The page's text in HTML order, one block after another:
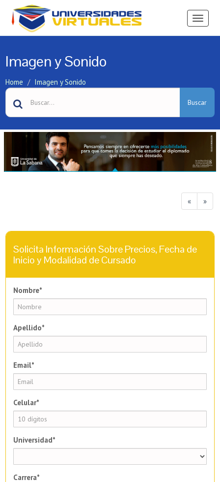
Ver
Imagen y Sonido
Home Imagen y Sonido
Buscar
« »
Solicita Información Sobre Precios, Fecha de
Inicio y Modalidad de Cursado
Nombre*
Apellido*
Email*
Celular*
Universidad*
Carrera*